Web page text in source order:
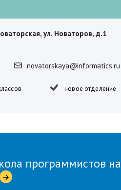
ул. Новаторов, д.1
novatorskaya@informatics.ru
новое отделение
программистов на